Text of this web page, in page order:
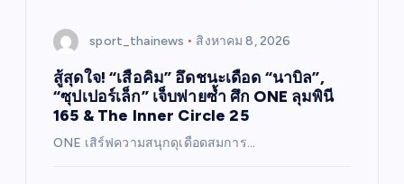
sport_thainews สิงหาคม 8, 2026
สู้สุดใจ! “เสือคิม” อึดชนะเดือด “นาบิล”,
“ซุปเปอร์เล็ก” เจ็บพ่ายซ้ำ ศึก ONE ลุมพินี
165 & The Inner Circle 25
ONE เสิร์ฟความสนุกดุเดือดสมการ…